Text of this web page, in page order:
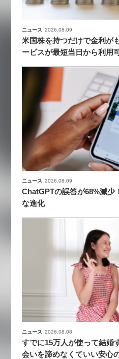
ニュース 2026.08.09
米国株を持つだけで金利が
ービスが最短当日から利用
ニュース 2026.08.09
ChatGPTの誤答が68%減少
な進化
ニュース 2026.08.08
すでに15万人が使って結婚
会いを諦めなくていい安心